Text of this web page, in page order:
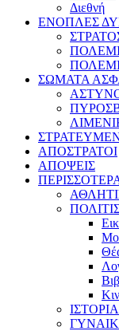
Διεθνή
ΕΝΟΠΛΕΣ
ΣΩΜΑΤΑ
ΑΠΟΣΤΡΑΤΟΙ
ΑΠΟΨΕΙΣ
ΙΣΤΟΡΙΑ